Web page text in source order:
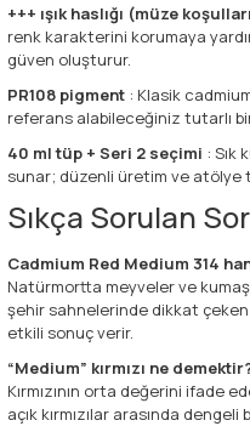
+++ ışık haslığı (müze
renk karakterini korumaya
güven oluşturur.
PR108 pigment : Klasik
referans alabileceğiniz tutarlı
40 ml tüp + Seri 2 seçimi : Sık
sunar; düzenli üretim ve atölye
Sıkça Sorulan
Cadmium Red Medium 314
Natürmortta meyveler ve
şehir sahnelerinde dikkat çeken
etkili sonuç verir.
“Medium” kırmızı ne
Kırmızının orta değerini ifade
açık kırmızılar arasında